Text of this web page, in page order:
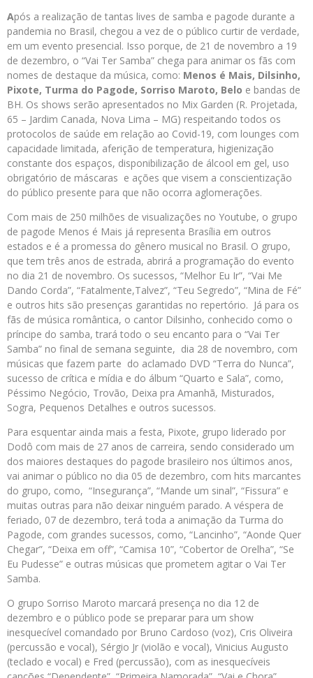
Após a realização de tantas lives de samba e pagode durante a
pandemia no Brasil, chegou a vez de o público curtir de verdade,
em um evento presencial. Isso porque, de 21 de novembro a 19
de dezembro, o “Vai Ter Samba” chega para animar os fãs com
nomes de destaque da música, como: Menos é Mais, Dilsinho,
Pixote, Turma do Pagode, Sorriso Maroto, Belo e bandas de
BH. Os shows serão apresentados no Mix Garden (R. Projetada,
65 – Jardim Canada, Nova Lima – MG) respeitando todos os
protocolos de saúde em relação ao Covid-19, com lounges com
capacidade limitada, aferição de temperatura, higienização
constante dos espaços, disponibilização de álcool em gel, uso
obrigatório de máscaras e ações que visem a conscientização
do público presente para que não ocorra aglomerações.
Com mais de 250 milhões de visualizações no Youtube, o grupo
de pagode Menos é Mais já representa Brasília em outros
estados e é a promessa do gênero musical no Brasil. O grupo,
que tem três anos de estrada, abrirá a programação do evento
no dia 21 de novembro. Os sucessos, “Melhor Eu Ir”, “Vai Me
Dando Corda”, “Fatalmente,Talvez”, “Teu Segredo”, “Mina de Fé”
e outros hits são presenças garantidas no repertório. Já para os
fãs de música romântica, o cantor Dilsinho, conhecido como o
príncipe do samba, trará todo o seu encanto para o “Vai Ter
Samba” no final de semana seguinte, dia 28 de novembro, com
músicas que fazem parte do aclamado DVD “Terra do Nunca”,
sucesso de crítica e mídia e do álbum “Quarto e Sala”, como,
Péssimo Negócio, Trovão, Deixa pra Amanhã, Misturados,
Sogra, Pequenos Detalhes e outros sucessos.
Para esquentar ainda mais a festa, Pixote, grupo liderado por
Dodô com mais de 27 anos de carreira, sendo considerado um
dos maiores destaques do pagode brasileiro nos últimos anos,
vai animar o público no dia 05 de dezembro, com hits marcantes
do grupo, como, “Insegurança”, “Mande um sinal”, “Fissura” e
muitas outras para não deixar ninguém parado. A véspera de
feriado, 07 de dezembro, terá toda a animação da Turma do
Pagode, com grandes sucessos, como, “Lancinho”, “Aonde Quer
Chegar”, “Deixa em off”, “Camisa 10”, “Cobertor de Orelha”, “Se
Eu Pudesse” e outras músicas que prometem agitar o Vai Ter
Samba.
O grupo Sorriso Maroto marcará presença no dia 12 de
dezembro e o público pode se preparar para um show
inesquecível comandado por Bruno Cardoso (voz), Cris Oliveira
(percussão e vocal), Sérgio Jr (violão e vocal), Vinicius Augusto
(teclado e vocal) e Fred (percussão), com as inesquecíveis